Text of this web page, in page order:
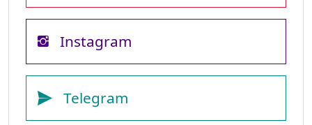
Instagram
Telegram